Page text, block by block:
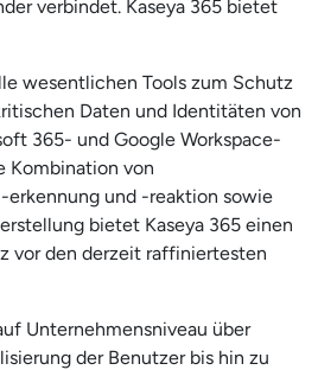
verbindet. Kaseya 365 bietet
wesentlichen Tools zum Schutz
Daten und Identitäten von
365- und Google Workspace-
Kombination von
erkennung und -reaktion sowie
bietet Kaseya 365 einen
vor den derzeit raffiniertesten
Unternehmensniveau über
der Benutzer bis hin zu